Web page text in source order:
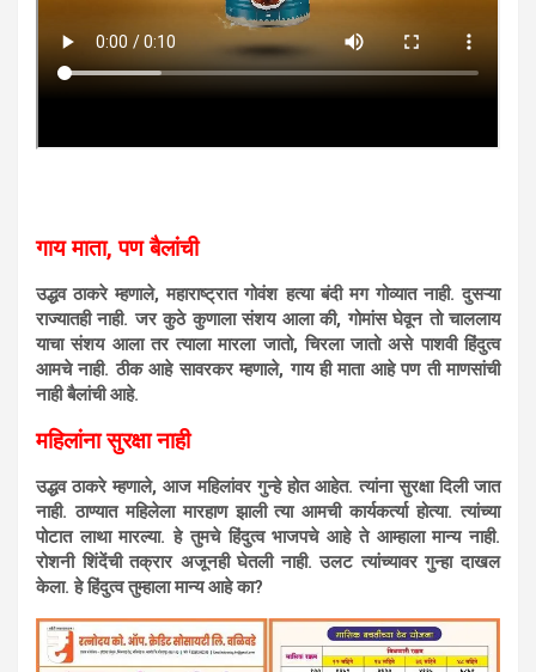
गाय माता, पण बैलांची
उद्धव ठाकरे म्हणाले, महाराष्ट्रात गोवंश हत्या बंदी मग गोव्यात नाही. दुसऱ्या
राज्यातही नाही. जर कुठे कुणाला संशय आला की, गोमांस घेवून तो चाललाय
याचा संशय आला तर त्याला मारला जातो, चिरला जातो असे पाशवी हिंदुत्व
आमचे नाही. ठीक आहे सावरकर म्हणाले, गाय ही माता आहे पण ती माणसांची
नाही बैलांची आहे.
महिलांना सुरक्षा नाही
उद्धव ठाकरे म्हणाले, आज महिलांवर गुन्हे होत आहेत. त्यांना सुरक्षा दिली जात
नाही. ठाण्यात महिलेला मारहाण झाली त्या आमची कार्यकर्त्या होत्या. त्यांच्या
पोटात लाथा मारल्या. हे तुमचे हिंदुत्व भाजपचे आहे ते आम्हाला मान्य नाही.
रोशनी शिंदेंची तक्रार अजूनही घेतली नाही. उलट त्यांच्यावर गुन्हा दाखल
केला. हे हिंदुत्व तुम्हाला मान्य आहे का?